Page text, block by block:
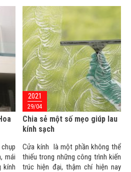
mái
kính
2021
29/04
Chia sẻ một số mẹo giúp lau
kính sạch
Cửa kính là một phần không thể
thiếu trong những công trình kiến
trúc hiện đại, thậm chí hiện nay